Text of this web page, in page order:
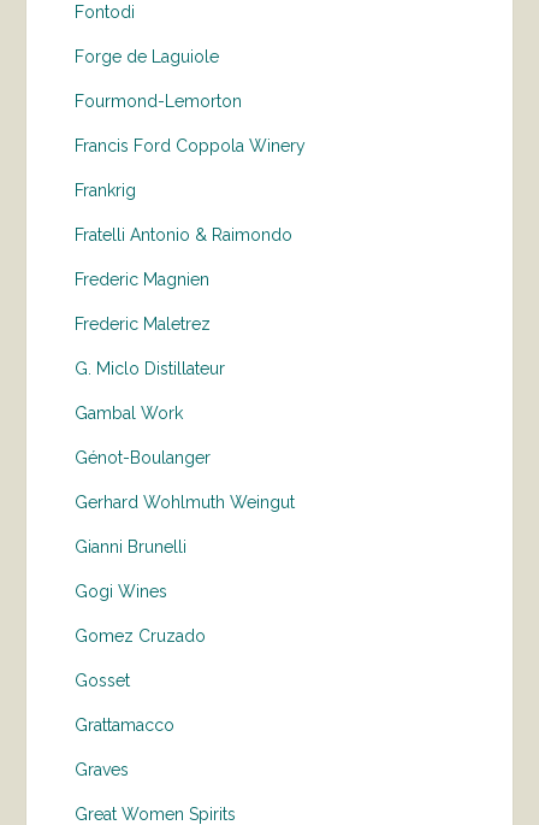
Fontodi
Forge de Laguiole
Fourmond-Lemorton
Francis Ford Coppola Winery
Frankrig
Fratelli Antonio & Raimondo
Frederic Magnien
Frederic Maletrez
G. Miclo Distillateur
Gambal Work
Génot-Boulanger
Gerhard Wohlmuth Weingut
Gianni Brunelli
Gogi Wines
Gomez Cruzado
Gosset
Grattamacco
Graves
Great Women Spirits